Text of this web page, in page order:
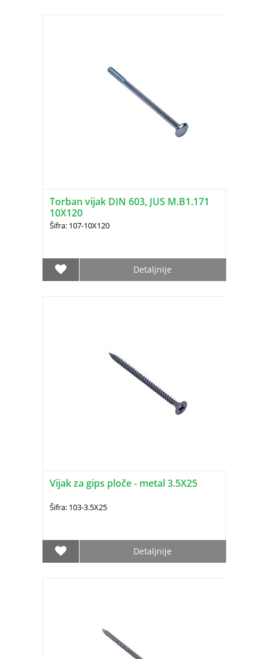
Torban vijak DIN 603, JUS M.B1.171
10X120
Šifra: 107-10X120
Detaljnije
Vijak za gips ploče - metal 3.5X25
Šifra: 103-3.5X25
Detaljnije